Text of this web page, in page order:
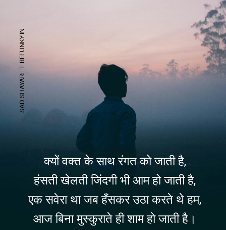
क्यों वक्त के साथ रंगत को जाती है,
हंसती खेलती जिंदगी भी आम हो जाती है,
एक सवेरा था जब हँसकर उठा करते थे हम,
आज बिना मुस्कुराते ही शाम हो जाती है।
SAD SHAYARi I BEFUNKY.IN